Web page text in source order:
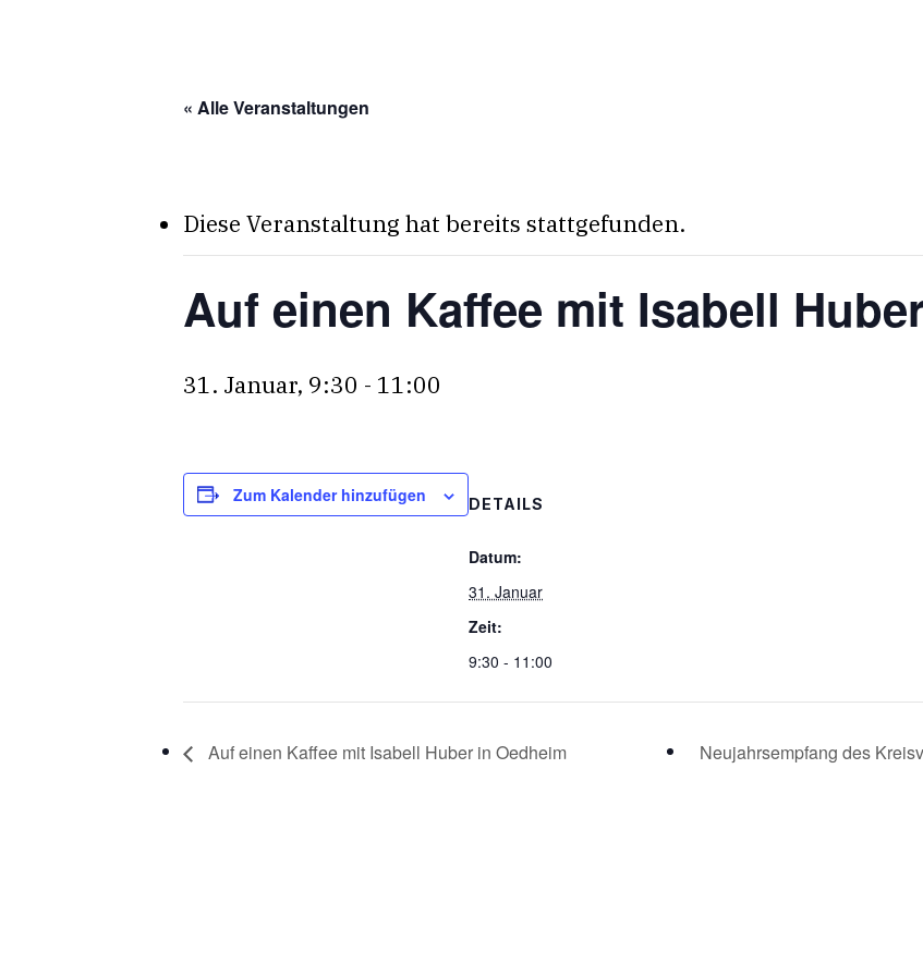
« Alle Veranstaltungen
Diese Veranstaltung hat bereits stattgefunden.
Auf einen Kaffee mit Isabell
31. Januar, 9:30 - 11:00
Zum Kalender hinzufügen DETAILS
Datum:
31. Januar
Zeit:
9:30 - 11:00
Auf einen Kaffee mit Isabell Huber in Oedheim Neujahrsempfang des